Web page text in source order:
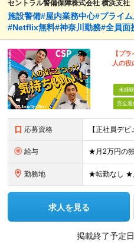
セントラル警備保障株式会社 横浜支社
施設警備#屋内業務中心#プライ
#Netflix無料#神奈川勤務#全員面
【プ
人の役
未経
完全週
応募資格
給与
勤務地
求人を見る
掲載終了予定